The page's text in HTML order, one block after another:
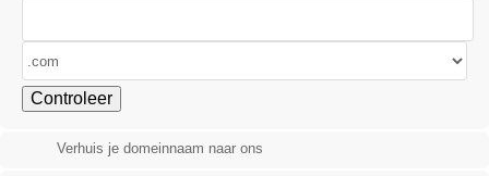
Controleer
Verhuis je domeinnaam naar ons